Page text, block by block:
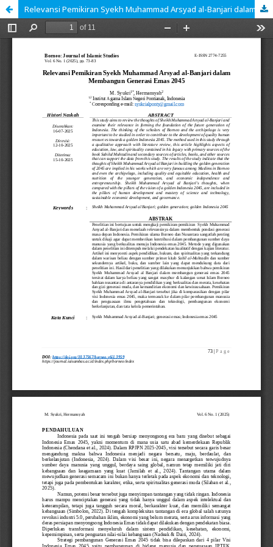
Relevansi Pemikiran Syekh Muhammad Arsyad al-Banjari dalam Membangun Generasi Emas 2045